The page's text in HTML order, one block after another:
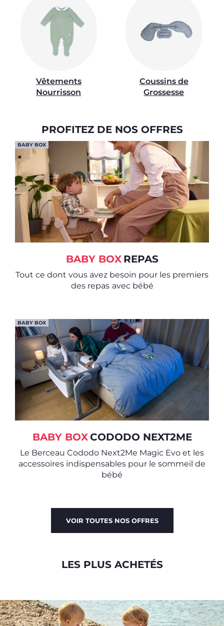
Vêtements
Nourrisson
Coussins de
Grossesse
PROFITEZ DE NOS OFFRES
BABY BOX
BABY BOX REPAS
Tout ce dont vous avez besoin pour les premiers
des repas avec bébé
BABY BOX
BABY BOXCODODO NEXT2ME
Le Berceau Cododo Next2Me Magic Evo et les
accessoires indispensables pour le sommeil de
bébé
VOIR TOUTES NOS OFFRES
LES PLUS ACHETÉS